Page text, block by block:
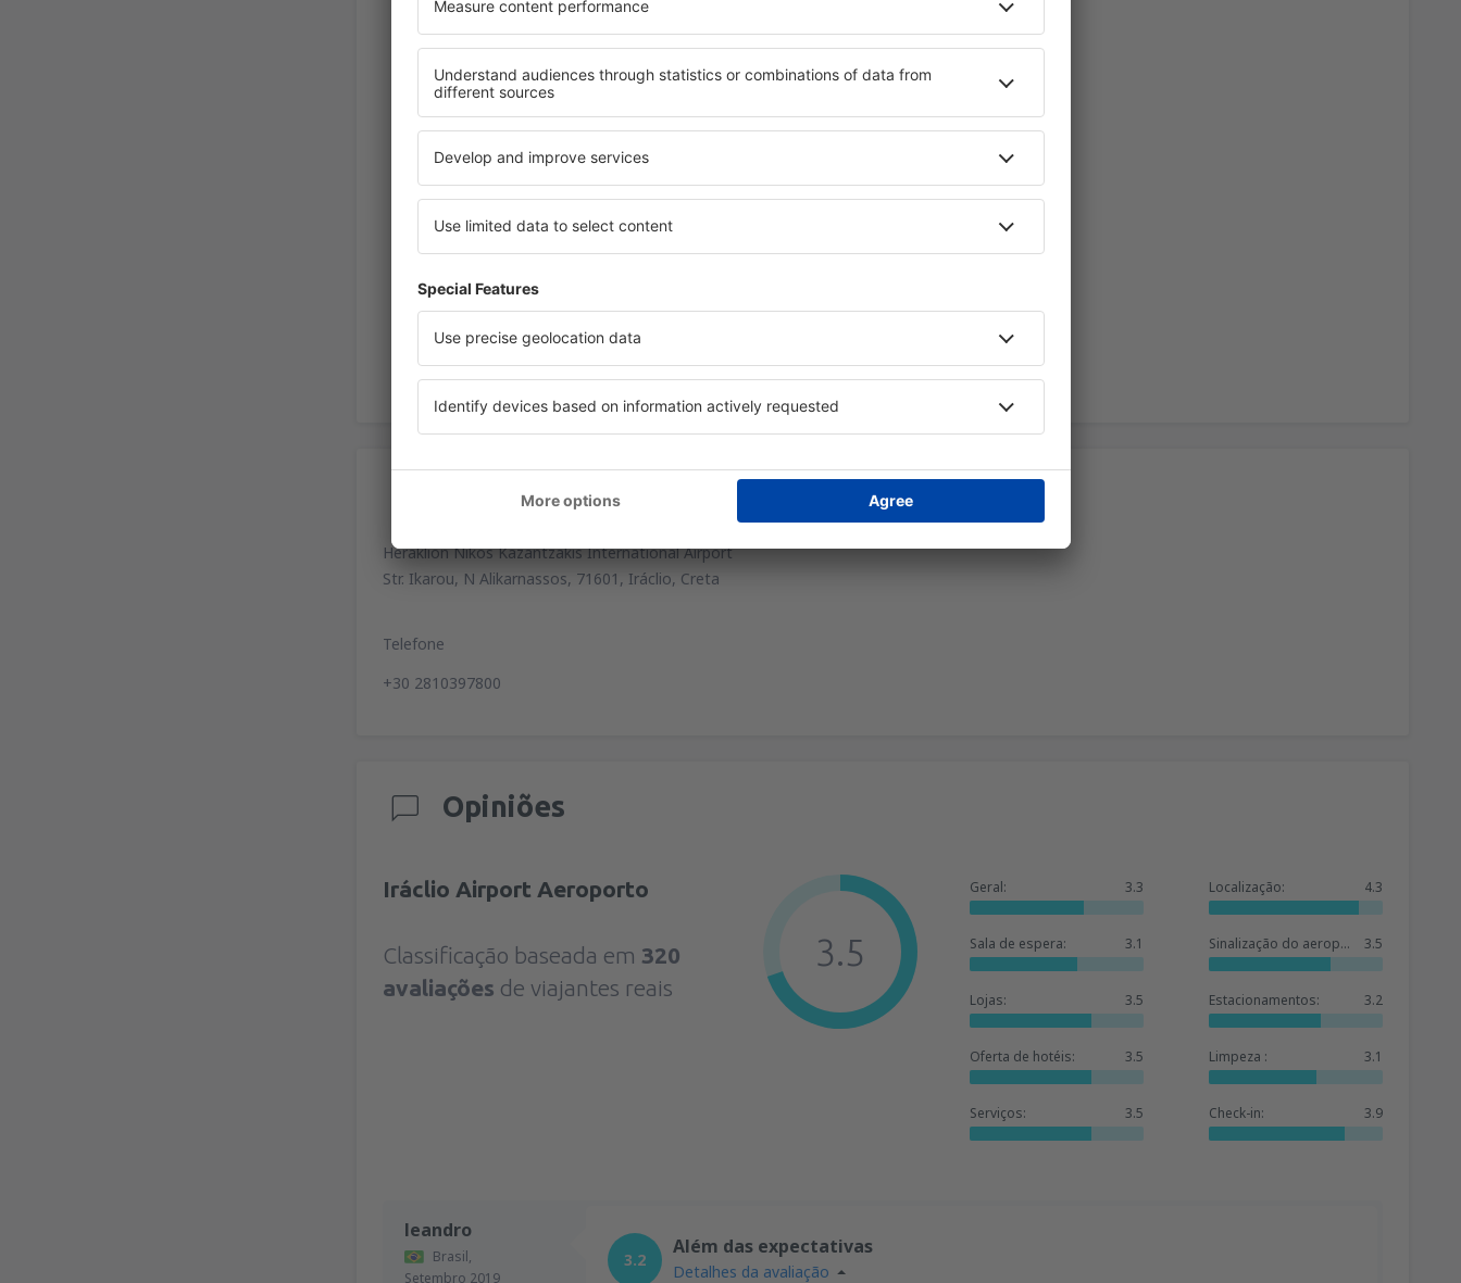
Contacto
Heraklion Nikos Kazantzakis International Airport
Str. Ikarou, N Alikarnassos, 71601, Iráclio, Creta
Telefone
+30 2810397800
Opiniões
Iráclio Airport Aeroporto
Classificação baseada em 320
avaliações de viajantes reais
Geral: 3.3 Localização: 4.3
Sala de espera: 3.1 Sinalização do aeroporto: 3.5
Lojas: 3.5 Estacionamentos: 3.2
Oferta de hotéis: 3.5 Limpeza : 3.1
Serviços: 3.5 Check-in: 3.9
3.5
leandro
Brasil,
Setembro 2019
3.2
Além das expectativas
Detalhes da avaliação